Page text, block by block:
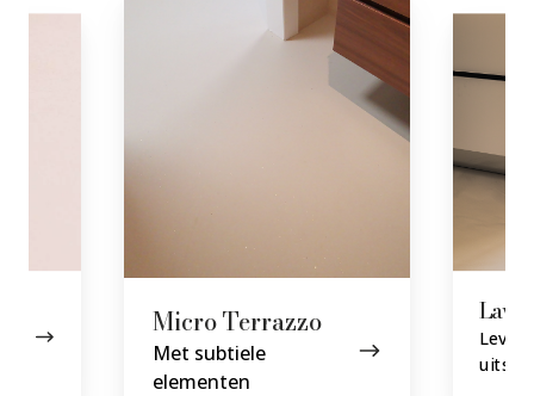
Micro Terrazzo
Met subtiele
elementen